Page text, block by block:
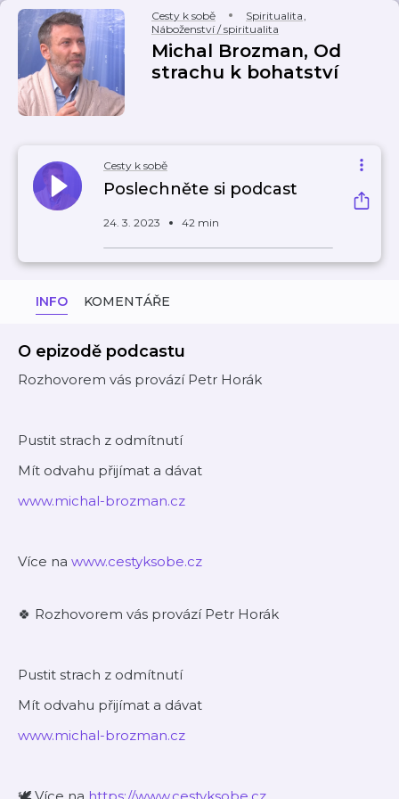
Cesty k sobě Spiritualita,
Náboženství / spiritualita
Michal Brozman, Od
strachu k bohatství
Cesty k sobě
Poslechněte si podcast
24. 3. 2023 42 min
INFO KOMENTÁŘE
O epizodě podcastu
Rozhovorem vás provází Petr Horák
Pustit strach z odmítnutí
Mít odvahu přijímat a dávat
www.michal-brozman.cz
Více na www.cestyksobe.cz
🍀 Rozhovorem vás provází Petr Horák
Pustit strach z odmítnutí
Mít odvahu přijímat a dávat
www.michal-brozman.cz